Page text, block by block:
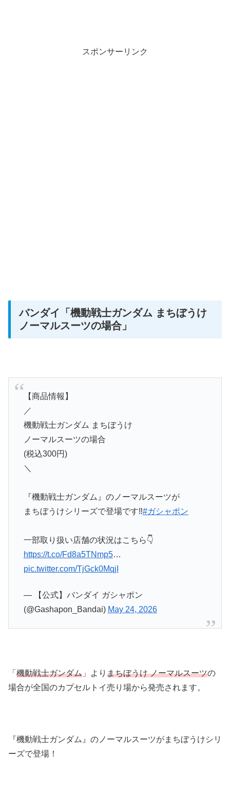
スポンサーリンク
バンダイ 「機動戦士ガンダム まちぼうけ
ノーマルスーツの場合」
【商品情報】
／
機動戦士ガンダム まちぼうけ
ノーマルスーツの場合
(税込300円)
＼
『機動戦士ガンダム』のノーマルスーツが
まちぼうけシリーズで登場です‼️#ガシャポン
一部取り扱い店舗の状況はこちら👇
https://t.co/Fd8a5TNmp5…
pic.twitter.com/TjGck0MqjI
— 【公式】バンダイ ガシャポン
(@Gashapon_Bandai) May 24, 2026
「 機動戦士ガンダム 」より まちぼうけ ノーマルスーツの
場合が全国のカプセルトイ売り場から発売されます。
『機動戦士ガンダム』のノーマルスーツがまちぼうけシリ
ーズで登場！